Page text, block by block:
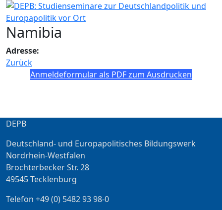
Namibia
Adresse:
Zurück
Anmeldeformular als PDF zum Ausdrucken
DEPB
Deutschland- und Europapolitisches Bildungswerk
Nordrhein-Westfalen
Brochterbecker Str. 28
49545 Tecklenburg
Telefon +49 (0) 5482 93 98-0